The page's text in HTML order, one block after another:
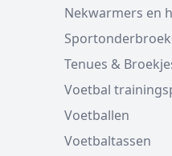
Nekwarmers en
Tenues &
Voetbal
Voetballen
Voetbaltassen